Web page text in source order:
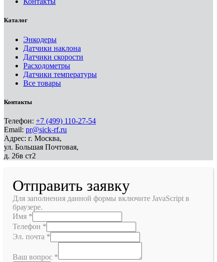
Каталог
Энкодеры
Датчики наклона
Датчики скорости
Расходометры
Датчики температуры
Все товары
Контакты
Телефон: +7 (499) 110-27-54
Email: pr@sick-rf.ru
Адрес: г. Москва,
ул. Большая Почтовая,
д. 26в ст2
Отправить заявку
Для заполнения данной формы включите JavaScript в
браузере.
Имя *
Телефон *
Эл. почта *
Ваш вопрос *